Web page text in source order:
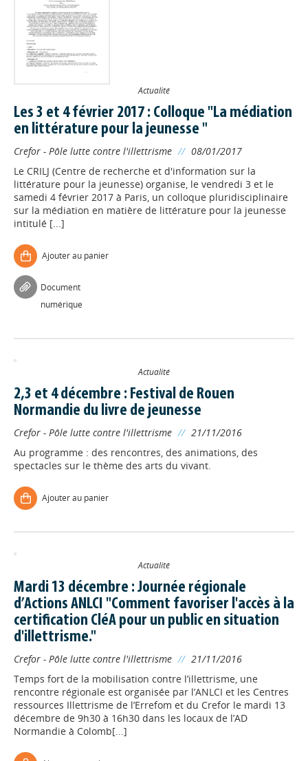
Actualité
Les 3 et 4 février 2017 : Colloque "La médiation
en littérature pour la jeunesse "
Crefor - Pôle lutte contre l'illettrisme // 08/01/2017
Le CRILJ (Centre de recherche et d'information sur la
littérature pour la jeunesse) organise, le vendredi 3 et le
samedi 4 février 2017 à Paris, un colloque pluridisciplinaire
sur la médiation en matière de littérature pour la jeunesse
intitulé [...]
Ajouter au panier
Document
numérique
Actualité
2,3 et 4 décembre : Festival de Rouen
Normandie du livre de jeunesse
Crefor - Pôle lutte contre l'illettrisme // 21/11/2016
Au programme : des rencontres, des animations, des
spectacles sur le thème des arts du vivant.
Ajouter au panier
Actualité
Mardi 13 décembre : Journée régionale
d’Actions ANLCI "Comment favoriser l'accès à la
certification CléA pour un public en situation
d'illettrisme."
Crefor - Pôle lutte contre l'illettrisme // 21/11/2016
Temps fort de la mobilisation contre l’illettrisme, une
rencontre régionale est organisée par l’ANLCI et les Centres
ressources Illettrisme de l’Errefom et du Crefor le mardi 13
décembre de 9h30 à 16h30 dans les locaux de l’AD
Normandie à Colomb[...]